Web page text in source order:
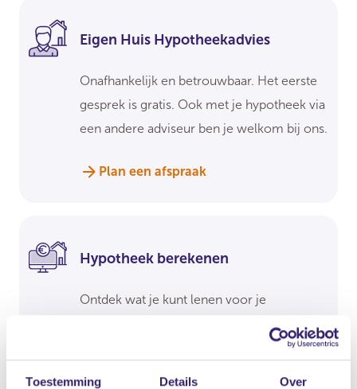
Toestemming Details Over
Eigen Huis Hypotheekadvies
Onafhankelijk en betrouwbaar. Het eerste
gesprek is gratis. Ook met je hypotheek via
een andere adviseur ben je welkom bij ons.
Plan een afspraak
Hypotheek berekenen
Ontdek wat je kunt lenen voor je